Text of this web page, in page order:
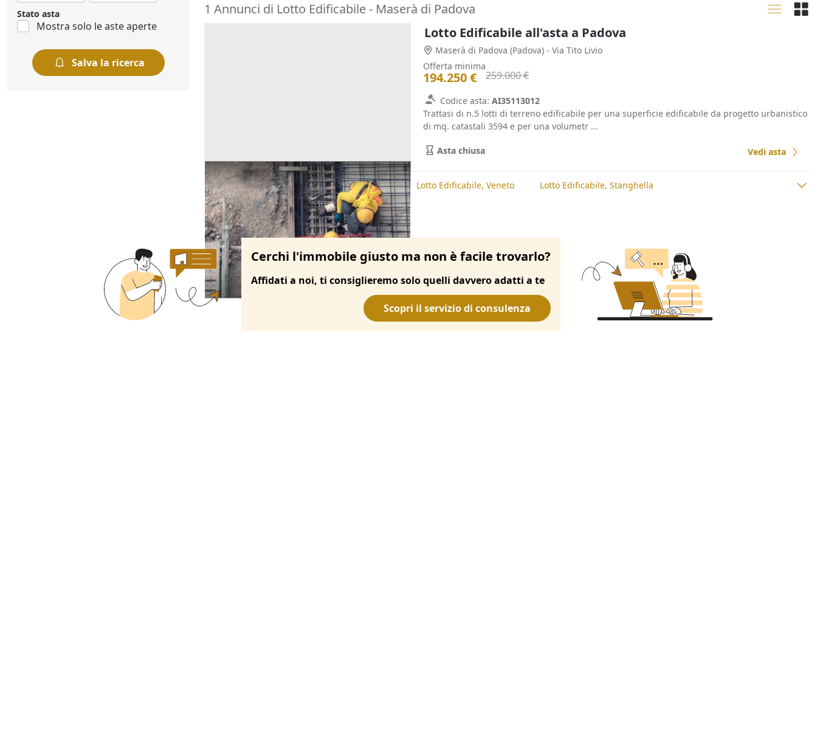
Stato asta
Mostra solo le aste aperte
Salva la ricerca
1 Annunci di Lotto Edificabile - Maserà di Padova
Lotto Edificabile all'asta a Padova
Maserà di Padova (Padova) - Via Tito Livio
Offerta minima
194.250 € 259.000 €
Codice asta: AI35113012
Trattasi di n.5 lotti di terreno edificabile per una superficie edificabile da progetto urbanistico
di mq. catastali 3594 e per una volumetr ...
Asta chiusa Vedi asta
Ricerche correlate Lotto Edificabile, Padova Lotto Edificabile, Veneto Lotto Edificabile, Stanghella
Cerchi l'immobile giusto ma non è facile trovarlo?
Affidati a noi, ti consiglieremo solo quelli davvero adatti a te
Scopri il servizio di consulenza